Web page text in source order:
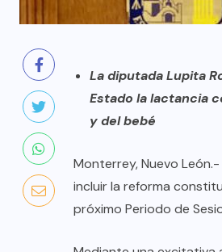
La diputada Lupita
Estado la lactancia
y del bebé
Monterrey, Nuevo
incluir la reforma
próximo Periodo de
AQUÍ Y
Anuncian